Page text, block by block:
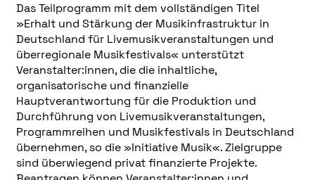
Das Teilprogramm mit dem vollständigen Titel
»Erhalt und Stärkung der Musikinfrastruktur in
Deutschland für Livemusikveranstaltungen und
überregionale Musikfestivals« unterstützt
Veranstalter:innen, die die inhaltliche,
organisatorische und finanzielle
Hauptverantwortung für die Produktion und
Durchführung von Livemusikveranstaltungen,
Programmreihen und Musikfestivals in Deutschland
übernehmen, so die »Initiative Musik«. Zielgruppe
sind überwiegend privat finanzierte Projekte.